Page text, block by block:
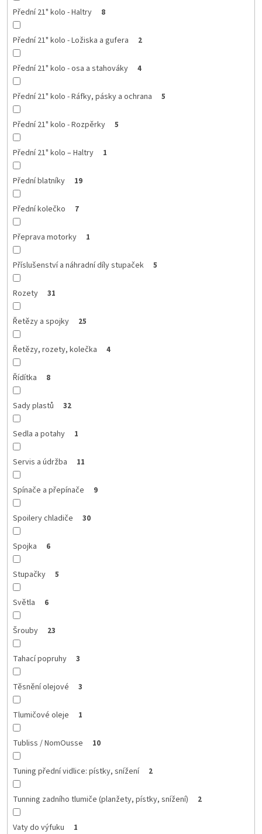
Přední 21" kolo - Haltry 8
Přední 21" kolo - Ložiska a gufera 2
Přední 21" kolo - osa a stahováky 4
Přední 21" kolo - Ráfky, pásky a ochrana 5
Přední 21" kolo - Rozpěrky 5
Přední 21" kolo – Haltry 1
Přední blatníky 19
Přední kolečko 7
Přeprava motorky 1
Příslušenství a náhradní díly stupaček 5
Rozety 31
Řetězy a spojky 25
Řetězy, rozety, kolečka 4
Řídítka 8
Sady plastů 32
Sedla a potahy 1
Servis a údržba 11
Spínače a přepínače 9
Spoilery chladiče 30
Spojka 6
Stupačky 5
Světla 6
Šrouby 23
Tahací popruhy 3
Těsnění olejové 3
Tlumičové oleje 1
Tubliss / NomOusse 10
Tuning přední vidlice: pístky, snížení 2
Tunning zadního tlumiče (planžety, pístky, snížení) 2
Vaty do výfuku 1